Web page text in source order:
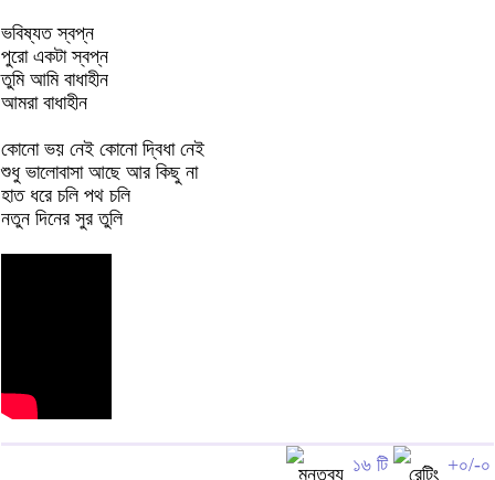
ভবিষ্যত স্বপ্ন
পুরো একটা স্বপ্ন
তুমি আমি বাধাহীন
আমরা বাধাহীন
কোনো ভয় নেই কোনো দ্বিধা নেই
শুধু ভালোবাসা আছে আর কিছু না
হাত ধরে চলি পথ চলি
নতুন দিনের সুর তুলি
১৬ টি +০/-০